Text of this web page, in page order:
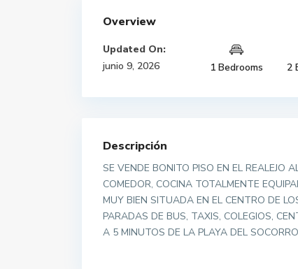
Overview
Updated On:
junio 9, 2026
1 Bedrooms 2
Descripción
SE VENDE BONITO PISO EN EL REALEJO
COMEDOR, COCINA TOTALMENTE
MUY BIEN SITUADA EN EL CENTRO DE
PARADAS DE BUS, TAXIS, COLEGIOS,
A 5 MINUTOS DE LA PLAYA DEL